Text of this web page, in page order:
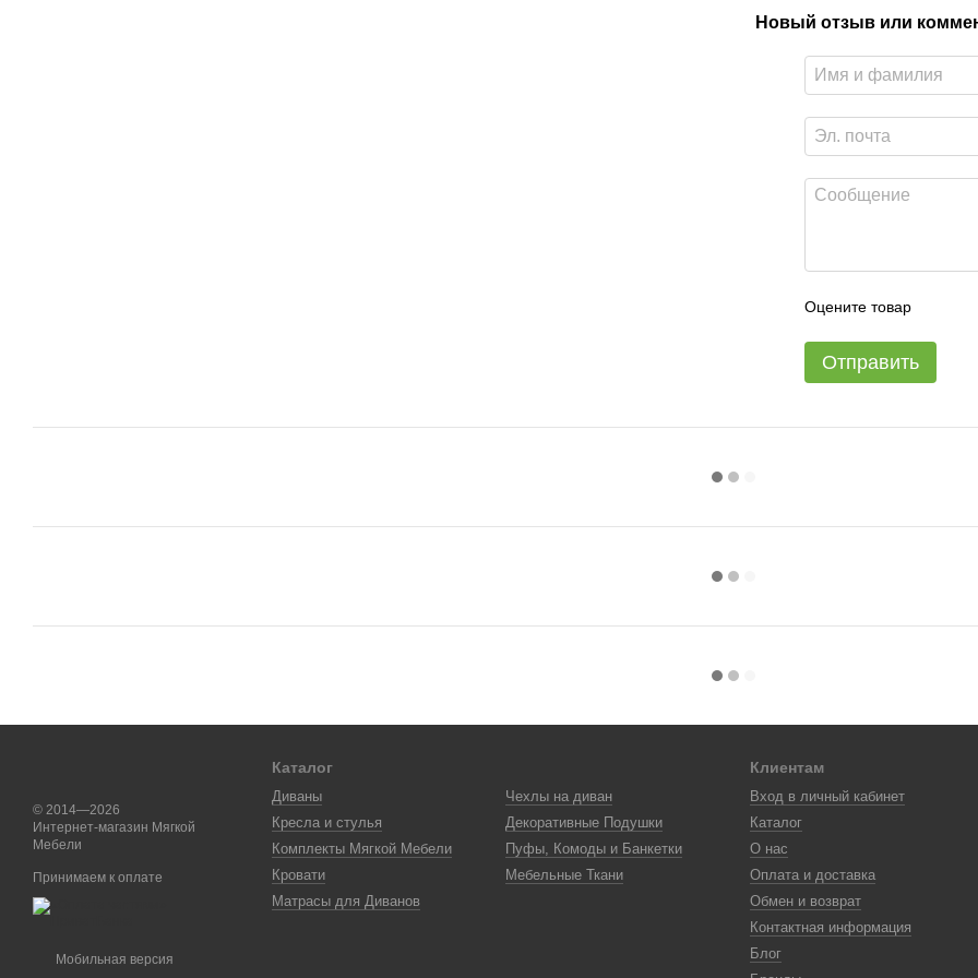
Новый отзыв или
Оцените товар
Отправить
© 2014—2026
Интернет-магазин Мягкой
Мебели
Принимаем к оплате
Мобильная версия
Каталог
Диваны
Кресла и стулья
Комплекты Мягкой Мебели
Кровати
Матрасы для Диванов
Чехлы на диван
Декоративные Подушки
Пуфы, Комоды и Банкетки
Мебельные Ткани
Клиентам
Вход в личный кабинет
Каталог
О нас
Оплата и доставка
Обмен и возврат
Контактная информация
Блог